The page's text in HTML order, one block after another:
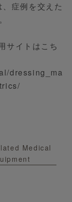
症例を交えた
サイトはこち
dressing_ma
Medical